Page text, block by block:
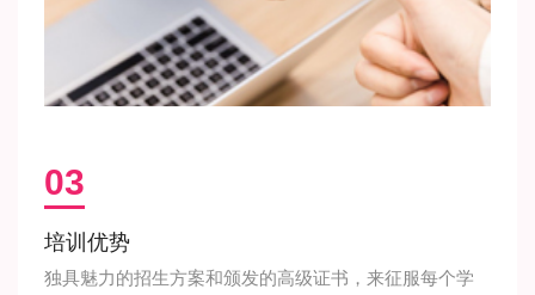
03
培训优势
独具魅力的招生方案和颁发的高级证书，来征服每个学